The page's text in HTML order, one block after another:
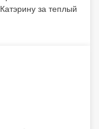
для
как и до главной
7 минут на
для
скромные,